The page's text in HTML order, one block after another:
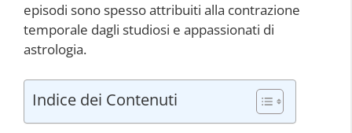
episodi sono spesso attribuiti alla contrazione
temporale dagli studiosi e appassionati di
astrologia.
Indice dei Contenuti